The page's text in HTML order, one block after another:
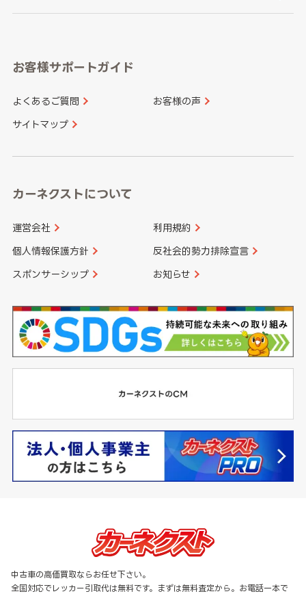
愛知県
和歌山県
山口県
香川県 愛媛県
長崎県
大分県 宮崎県
お客様サポートガイド
よくあるご質問 お客様の声
サイトマップ
カーネクストについて
運営会社 利用規約
個人情報保護方針 反社会的勢力排除宣言
スポンサーシップ お知らせ
中古車の高価買取ならお任せ下さい。
全国対応でレッカー引取代は無料です。まずは無料査定から。お電話一本で